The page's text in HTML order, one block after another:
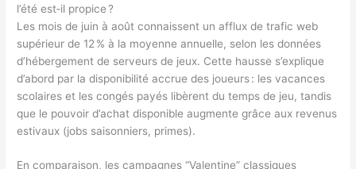
l’été est‑il propice ?
Les mois de juin à août connaissent un afflux de trafic web
supérieur de 12 % à la moyenne annuelle, selon les données
d’hébergement de serveurs de jeux. Cette hausse s’explique
d’abord par la disponibilité accrue des joueurs : les vacances
scolaires et les congés payés libèrent du temps de jeu, tandis
que le pouvoir d’achat disponible augmente grâce aux revenus
estivaux (jobs saisonniers, primes).
En comparaison, les campagnes “Valentine” classiques